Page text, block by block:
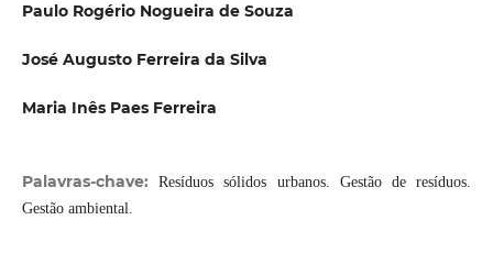
Paulo Rogério Nogueira de Souza
José Augusto Ferreira da Silva
Maria Inês Paes Ferreira
Palavras-chave:Resíduos sólidos urbanos. Gestão de resíduos.
Gestão ambiental.